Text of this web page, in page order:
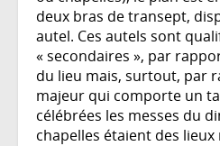
deux bras de transept,
autel. Ces autels sont
« secondaires », par
du lieu mais, surtout, par
majeur qui comporte un
célébrées les messes du
chapelles étaient des